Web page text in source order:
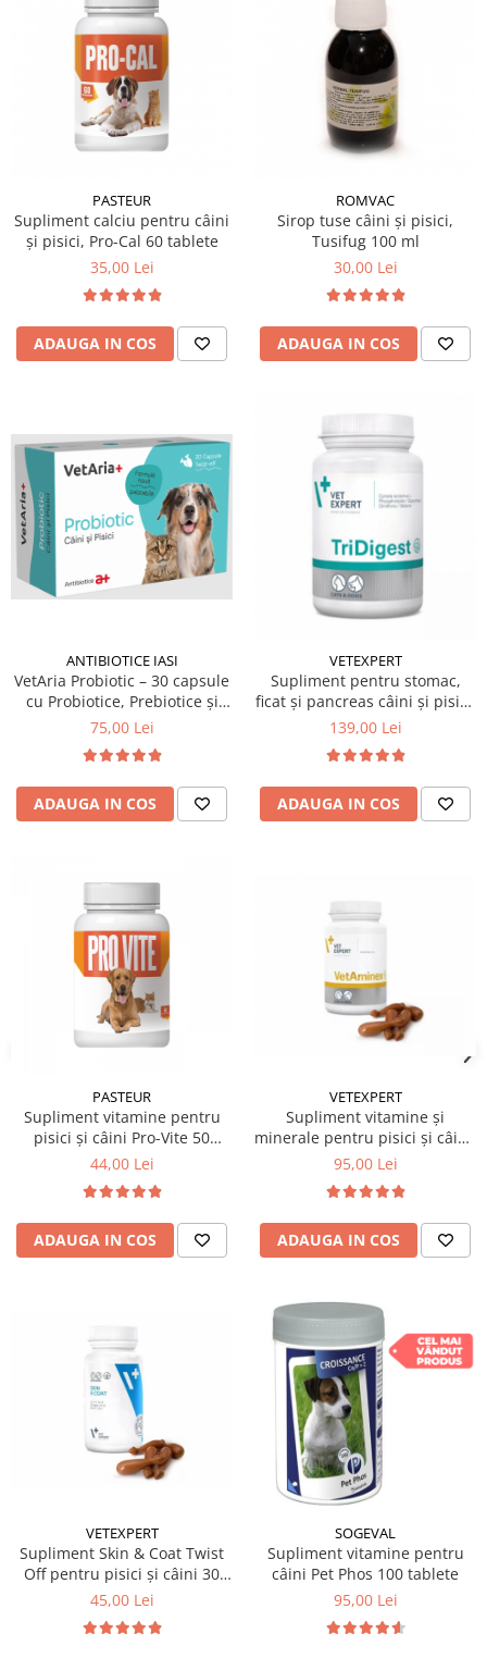
PASTEUR
Supliment calciu pentru câini
și pisici, Pro-Cal 60 tablete
35,00 Lei
ADAUGA IN COS
ROMVAC
Sirop tuse câini și pisici,
Tusifug 100 ml
30,00 Lei
ADAUGA IN COS
ANTIBIOTICE IASI
VetAria Probiotic – 30 capsule
cu Probiotice, Prebiotice și
Electroliți pentru Câini și Pisici
75,00 Lei
ADAUGA IN COS
VETEXPERT
Supliment pentru stomac,
ficat și pancreas câini și pisici,
Tridigest 40 tablete
139,00 Lei
ADAUGA IN COS
PASTEUR
Supliment vitamine pentru
pisici și câini Pro-Vite 50
tablete
44,00 Lei
ADAUGA IN COS
VETEXPERT
Supliment vitamine și
minerale pentru pisici și câini,
Vetaminex 60 caps
95,00 Lei
ADAUGA IN COS
VETEXPERT
Supliment Skin & Coat Twist
Off pentru pisici și câini 30
tablete
45,00 Lei
SOGEVAL
Supliment vitamine pentru
câini Pet Phos 100 tablete
95,00 Lei